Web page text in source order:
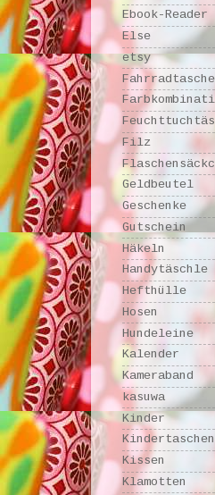
Ebook-Reader
Else
etsy
Filz
Geldbeutel
Geschenke
Gutschein
Häkeln
Handytäschle
Hefthülle
Hosen
Hundeleine
Kalender
Kameraband
kasuwa
Kinder
Kindertaschen
Kissen
Klamotten